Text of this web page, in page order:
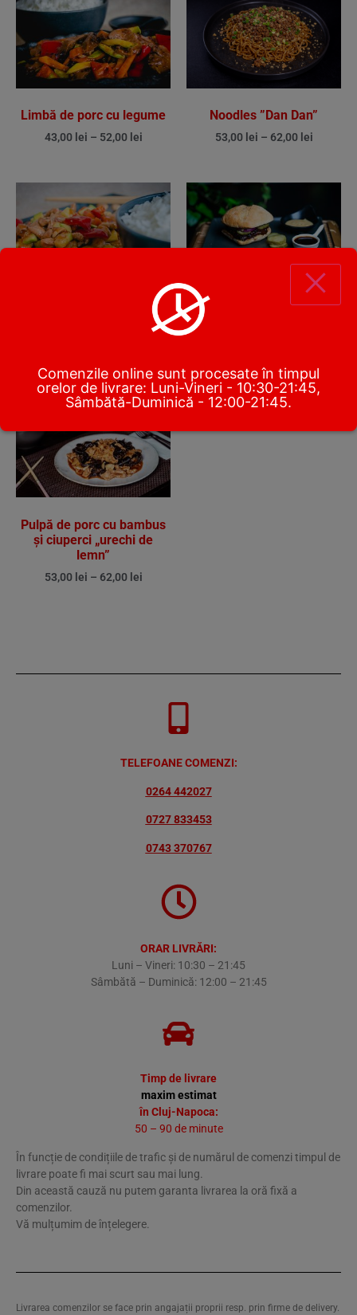
Limbă de porc cu legume
43,00 lei – 52,00 lei
Noodles ”Dan Dan”
53,00 lei – 62,00 lei
Pulpă de porc cu arahide
Sandwich cu costiță de
Pulpă de porc cu bambus
și ciuperci „urechi de
lemn”
53,00 lei – 62,00 lei
TELEFOANE COMENZI:
0264 442027
0727 833453
0743 370767
ORAR LIVRĂRI:
Luni – Vineri: 10:30 – 21:45
Sâmbătă – Duminică: 12:00 – 21:45
Timp de livrare
maxim estimat
în Cluj-Napoca:
50 – 90 de minute
În funcție de condițiile de trafic și de numărul de comenzi timpul de
livrare poate fi mai scurt sau mai lung.
Din această cauză nu putem garanta livrarea la oră fixă a
comenzilor.
Vă mulțumim de înțelegere.
Livrarea comenzilor se face prin angajații proprii resp. prin firme de delivery.
Comenzile online sunt procesate în timpul
orelor de livrare: Luni-Vineri - 10:30-21:45,
Sâmbătă-Duminică - 12:00-21:45.